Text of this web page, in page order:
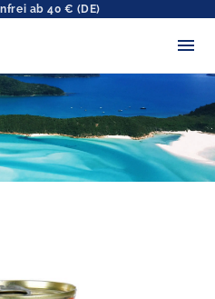
ab 40 € (DE)